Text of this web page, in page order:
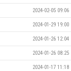
2024-02-05 09:06
2024-01-29 19:00
2024-01-26 12:04
2024-01-26 08:25
2024-01-17 11:18